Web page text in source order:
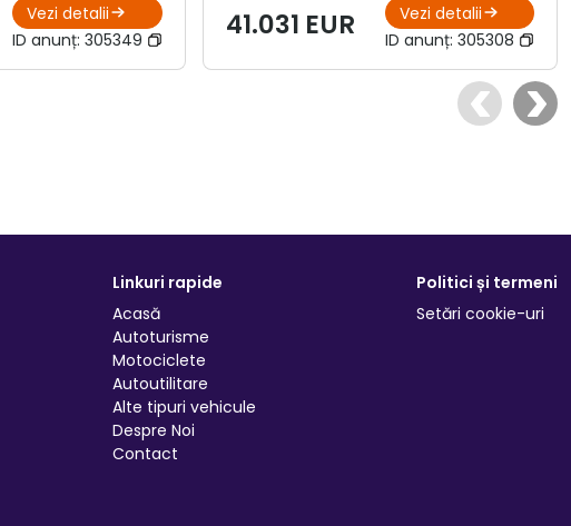
Vezi detalii
ID anunț:305349 41.031 EUR
Vezi detalii
ID anunț: 305308
Linkuri rapide
Acasă
Autoturisme
Motociclete
Autoutilitare
Alte tipuri vehicule
Despre Noi
Contact
Politici și termeni
Setări cookie-uri